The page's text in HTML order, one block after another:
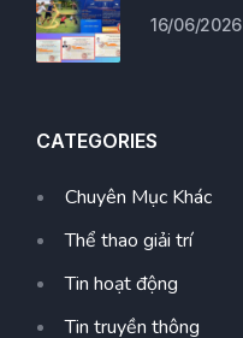
16/06/2026
CATEGORIES
Chuyên Mục Khác
Thể thao giải trí
Tin hoạt động
Tin truyền thông